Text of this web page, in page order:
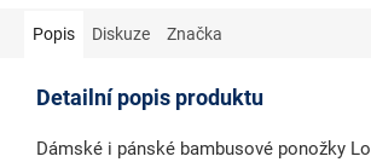
Popis Diskuze Značka
Detailní popis produktu
Dámské i pánské bambusové ponožky